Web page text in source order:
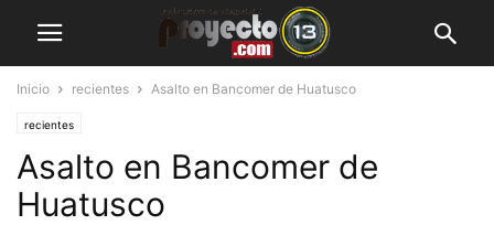
Inicio recientes Asalto en Bancomer de Huatusco
recientes
Asalto en Bancomer de
Huatusco